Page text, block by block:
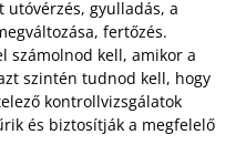
utóvérzés, gyulladás, a
fertőzés.
számolnod kell, amikor a
szintén tudnod kell, hogy
kontrollvizsgálatok
és biztosítják a megfelelő